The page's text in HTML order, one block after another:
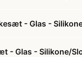
- Glas -
- Glas - Silikone/